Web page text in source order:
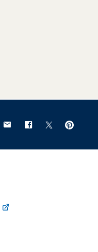
Teilen Teilen Teilen